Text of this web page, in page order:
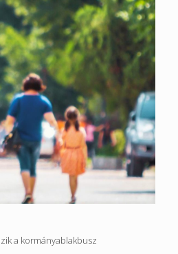
a kormányablakbusz